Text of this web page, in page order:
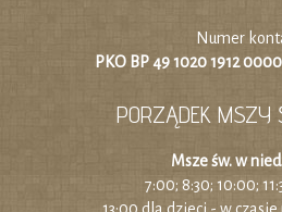
Numer
PKO BP 49 1020 1912
PORZĄDEK MSZY
Msze św. w
7:00; 8:30; 10:00;